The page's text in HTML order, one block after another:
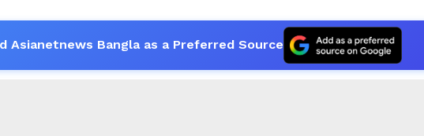
Asianetnews Bangla as a Preferred Source